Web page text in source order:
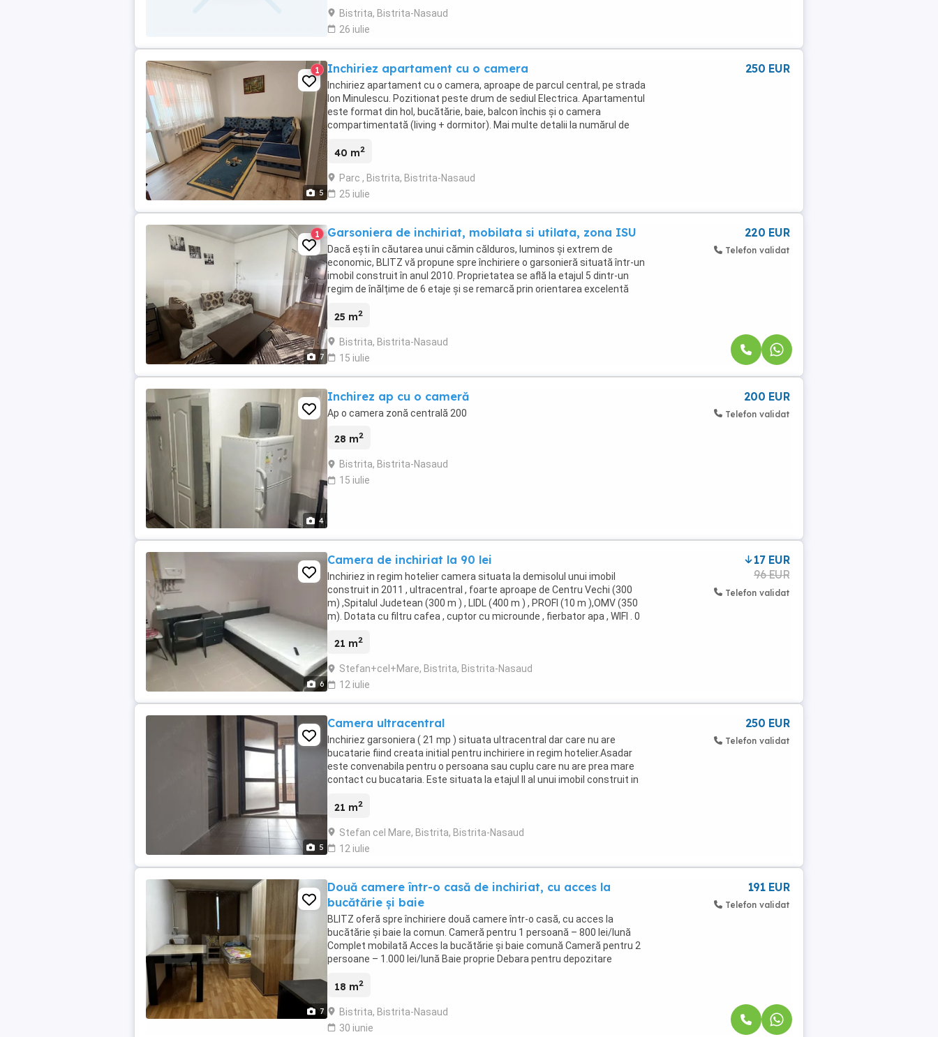
Bistrita, Bistrita-Nasaud
26 iulie
5
1 Inchiriez apartament cu o camera
Inchiriez apartament cu o camera, aproape de parcul central, pe strada
Ion Minulescu. Pozitionat peste drum de sediul Electrica. Apartamentul
este format din hol, bucătărie, baie, balcon închis și o camera
compartimentată (living + dormitor). Mai multe detalii la numărul de
40 m2
Parc , Bistrita, Bistrita-Nasaud
25 iulie
250 EUR
7
1 Garsoniera de inchiriat, mobilata si utilata, zona ISU
Dacă ești în căutarea unui cămin călduros, luminos și extrem de
economic, BLITZ vă propune spre închiriere o garsonieră situată într-un
imobil construit în anul 2010. Proprietatea se află la etajul 5 dintr-un
regim de înălțime de 6 etaje și se remarcă prin orientarea excelentă
25 m2
Bistrita, Bistrita-Nasaud
15 iulie
220 EUR
Telefon validat
4
Inchirez ap cu o cameră
Ap o camera zonă centrală 200
28 m2
Bistrita, Bistrita-Nasaud
15 iulie
200 EUR
Telefon validat
6
Camera de inchiriat la 90 lei
Inchiriez in regim hotelier camera situata la demisolul unui imobil
construit in 2011 , ultracentral , foarte aproape de Centru Vechi (300
m) ,Spitalul Judetean (300 m ) , LIDL (400 m ) , PROFI (10 m ),OMV (350
m). Dotata cu filtru cafea , cuptor cu microunde , fierbator apa , WIFI . 0
21 m2
Stefan+cel+Mare, Bistrita, Bistrita-Nasaud
12 iulie
17 EUR
96 EUR
Telefon validat
5
Camera ultracentral
Inchiriez garsoniera ( 21 mp ) situata ultracentral dar care nu are
bucatarie fiind creata initial pentru inchiriere in regim hotelier.Asadar
este convenabila pentru o persoana sau cuplu care nu are prea mare
contact cu bucataria. Este situata la etajul ll al unui imobil construit in
21 m2
Stefan cel Mare, Bistrita, Bistrita-Nasaud
12 iulie
250 EUR
Telefon validat
7
Două camere într-o casă de inchiriat, cu acces la
bucătărie și baie
BLITZ oferă spre închiriere două camere într-o casă, cu acces la
bucătărie și baie la comun. Cameră pentru 1 persoană – 800 lei/lună
Complet mobilată Acces la bucătărie și baie comună Cameră pentru 2
persoane – 1.000 lei/lună Baie proprie Debara pentru depozitare
18 m2
Bistrita, Bistrita-Nasaud
30 iunie
191 EUR
Telefon validat